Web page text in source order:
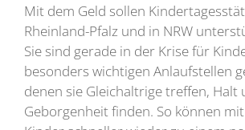
Mit dem Geld sollen
Rheinland-Pfalz und in NRW
Sie sind gerade in der Krise für
besonders wichtigen Anlaufstellen
denen sie Gleichaltrige treffen, Halt
Geborgenheit finden. So können